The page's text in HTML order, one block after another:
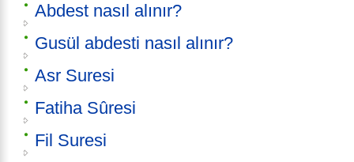
Abdest nasıl alınır?
Gusül abdesti nasıl alınır?
Asr Suresi
Fatiha Sûresi
Fil Suresi